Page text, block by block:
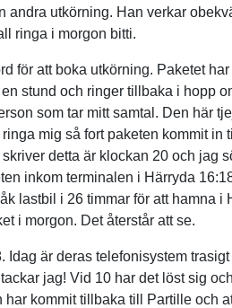
andra utkörning. Han verkar
ringa i morgon bitti.
för att boka utkörning. Paketet har
stund och ringer tillbaka i hopp
som tar mitt samtal. Den här
mig så fort paketen kommit in
detta är klockan 20 och jag
inkom terminalen i Härryda
lastbil i 26 timmar för att hamna i
i morgon. Det återstår att se.
Idag är deras telefonisystem
jag! Vid 10 har det löst sig
kommit tillbaka till Partille och